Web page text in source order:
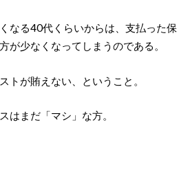
なる40代くらいからは、支払った保
が少なくなってしまうのである。
トが賄えない、ということ。
はまだ「マシ」な方。